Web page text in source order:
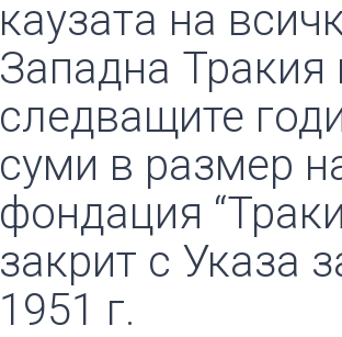
каузата на
Западна Тракия
следващите
суми в размер
фондация
закрит с Указа
1951 г.